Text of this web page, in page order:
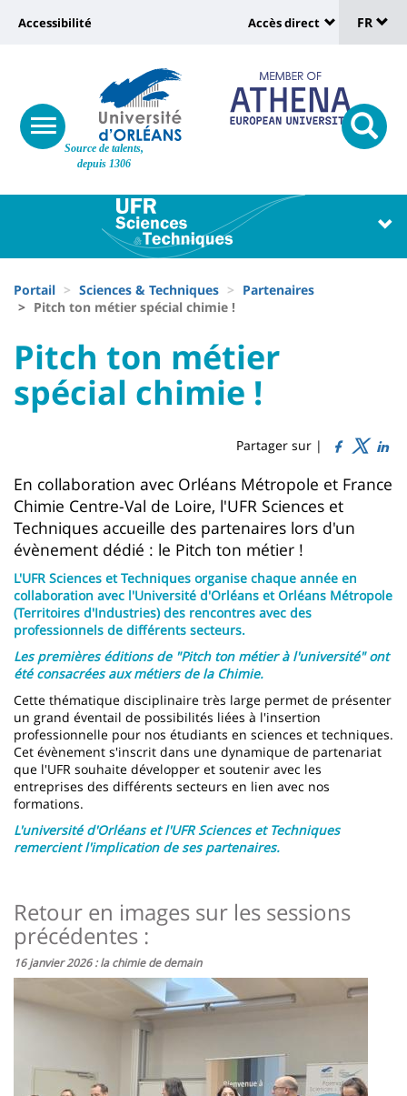
Site
Source de talents,
depuis 1306
Université
Recherche
responsive
menu
button
Université
vers
page
accessibilité
Accessibilité
:
Shortcut
links
Accès direct
de
FR
Université
Block
liste
composantes
d'Ariane
Portail Sciences & Techniques
Partenaires
Pitch ton métier spécial chimie !
University
:
Sidebar
University
:
Main
Titre
de
Pitch ton métier
spécial chimie !
Partager sur |
Contenu
de
la
page
principale
En collaboration avec Orléans Métropole et France
Chimie Centre-Val de Loire, l'UFR Sciences et
Techniques accueille des partenaires lors d'un
évènement dédié : le Pitch ton métier !
L'UFR Sciences et Techniques organise chaque année en
collaboration avec l'Université d'Orléans et Orléans Métropole
(Territoires d'Industries) des rencontres avec des
professionnels de différents secteurs.
Les premières éditions de "Pitch ton métier à l'université" ont
été consacrées aux métiers de la Chimie.
Cette thématique disciplinaire très large permet de présenter
un grand éventail de possibilités liées à l'insertion
professionnelle pour nos étudiants en sciences et techniques.
Cet évènement s'inscrit dans une dynamique de partenariat
que l'UFR souhaite développer et soutenir avec les
entreprises des différents secteurs en lien avec nos
formations.
L'université d'Orléans et l'UFR Sciences et Techniques
remercient l'implication de ses partenaires.
Retour en images sur les sessions
précédentes :
16 janvier 2026 : la chimie de demain